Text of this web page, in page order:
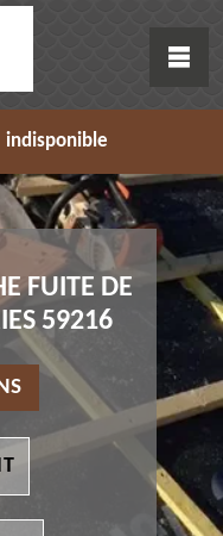
indisponible
FUITE DE
59216